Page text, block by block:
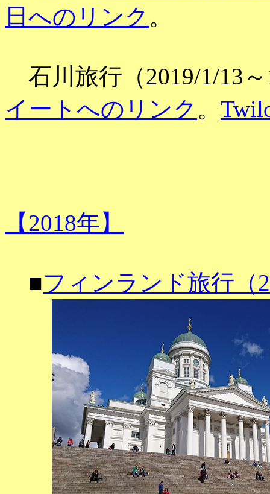
日へのリンク 。
石川旅行（2019/1/13
イートへのリンク 。
【2018年】
■フィンランド旅行（